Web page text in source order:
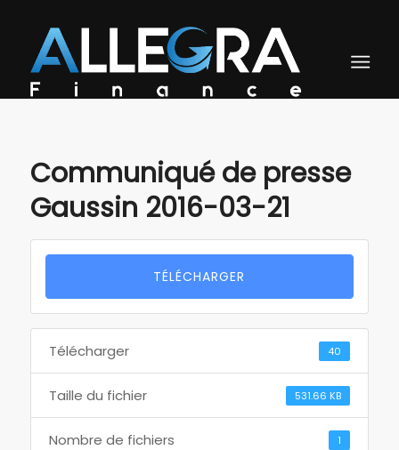
Communiqué de presse
Gaussin 2016-03-21
TÉLÉCHARGER
Télécharger 40
Taille du fichier 531.66 KB
Nombre de fichiers 1